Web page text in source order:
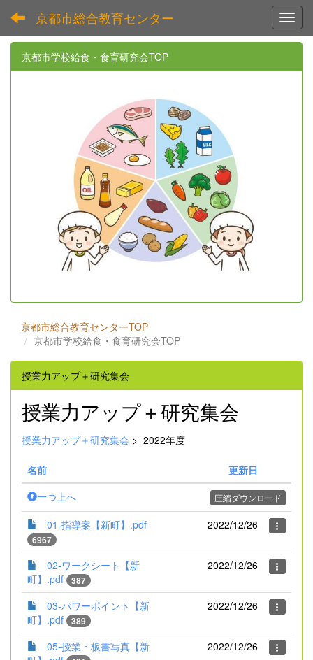
京都市総合教育センター
京都市学校給食・食育研究会TOP
京都市総合教育センターTOP
京都市学校給食・食育研究会TOP
授業力アップ＋研究集会
授業力アップ＋研究集会
授業力アップ＋研究集会 > 2022年度
名前
更新日
一つ上へ
圧縮ダウンロード
01-指導案【新町】.pdf
6967
2022/12/26
02-ワークシート【新
町】.pdf
387
2022/12/26
03-パワーポイント【新
町】.pdf
389
2022/12/26
05-授業・板書写真【新
2022/12/26